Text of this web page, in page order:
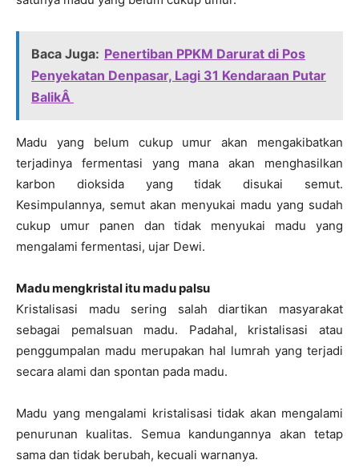
Baca Juga: Penertiban PPKM Darurat di Pos
Penyekatan Denpasar, Lagi 31 Kendaraan Putar
BalikÂ
Madu yang belum cukup umur akan mengakibatkan
terjadinya fermentasi yang mana akan menghasilkan
karbon dioksida yang tidak disukai semut.
Kesimpulannya, semut akan menyukai madu yang sudah
cukup umur panen dan tidak menyukai madu yang
mengalami fermentasi, ujar Dewi.
Madu mengkristal itu madu palsu
Kristalisasi madu sering salah diartikan masyarakat
sebagai pemalsuan madu. Padahal, kristalisasi atau
penggumpalan madu merupakan hal lumrah yang terjadi
secara alami dan spontan pada madu.
Madu yang mengalami kristalisasi tidak akan mengalami
penurunan kualitas. Semua kandungannya akan tetap
sama dan tidak berubah, kecuali warnanya.